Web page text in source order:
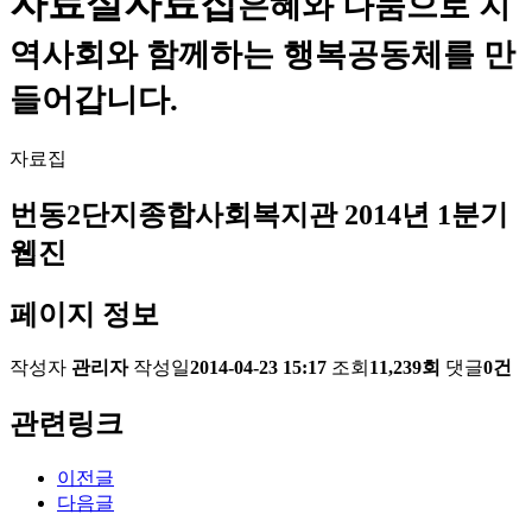
역사회와 함께하는 행복공동체를 만
들어갑니다.
자료집
번동2단지종합사회복지관 2014년 1분기
웹진
페이지 정보
작성자 관리자 작성일2014-04-23 15:17 조회 11,239회 댓글0건
관련링크
이전글
다음글